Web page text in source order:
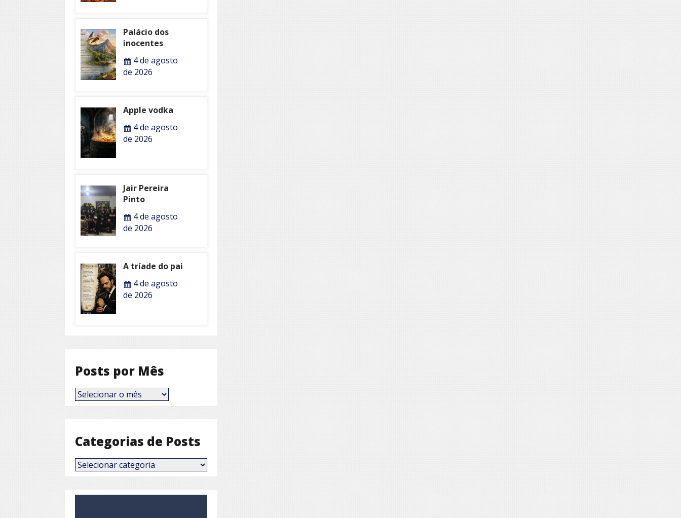
Palácio dos
inocentes
4 de agosto
de 2026
Apple vodka
4 de agosto
de 2026
Jair Pereira
Pinto
4 de agosto
de 2026
A tríade do pai
4 de agosto
de 2026
Posts por Mês
Posts
por
Categorias de Posts
Categorias
de